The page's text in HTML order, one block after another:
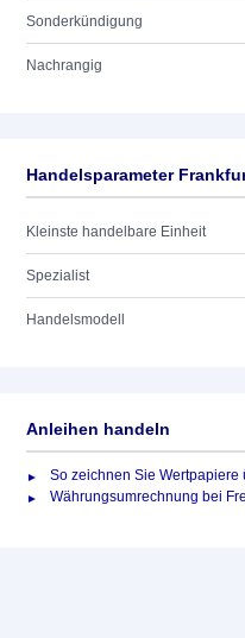
Sonderkündigung
Nachrangig
Handelsparameter
Kleinste handelbare Einheit
Spezialist
Handelsmodell
Anleihen handeln
So zeichnen Sie Wertpapiere
Währungsumrechnung bei